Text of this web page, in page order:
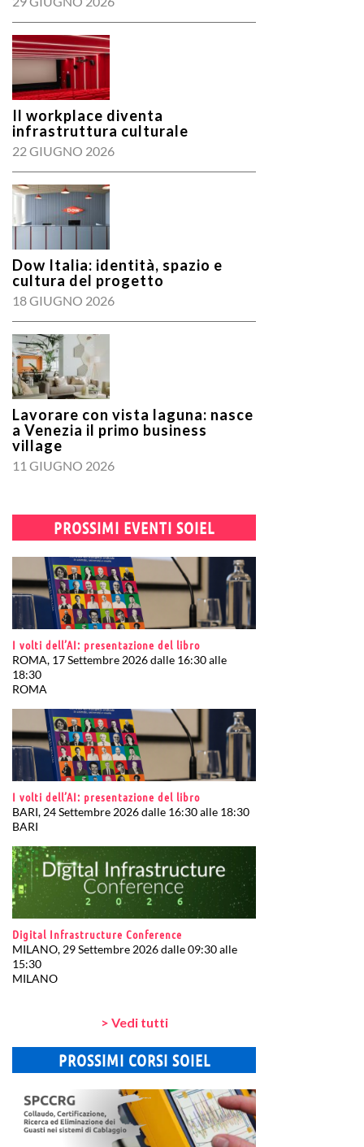
Il workplace diventa
infrastruttura culturale
22 GIUGNO 2026
Dow Italia: identità, spazio e
cultura del progetto
18 GIUGNO 2026
Lavorare con vista laguna: nasce
a Venezia il primo business
village
11 GIUGNO 2026
PROSSIMI EVENTI SOIEL
I volti dell’AI: presentazione del libro
ROMA, 17 Settembre 2026 dalle 16:30 alle
18:30
ROMA
I volti dell’AI: presentazione del libro
BARI, 24 Settembre 2026 dalle 16:30 alle 18:30
BARI
Digital Infrastructure Conference
MILANO, 29 Settembre 2026 dalle 09:30 alle
15:30
MILANO
> Vedi tutti
PROSSIMI CORSI SOIEL